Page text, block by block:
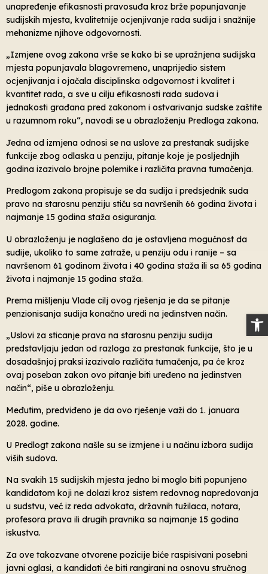
unapređenje efikasnosti pravosuđa kroz brže popunjavanje
sudijskih mjesta, kvalitetnije ocjenjivanje rada sudija i snažnije
mehanizme njihove odgovornosti.
„Izmjene ovog zakona vrše se kako bi se upražnjena sudijska
mjesta popunjavala blagovremeno, unaprijedio sistem
ocjenjivanja i ojačala disciplinska odgovornost i kvalitet i
kvantitet rada, a sve u cilju efikasnosti rada sudova i
jednakosti građana pred zakonom i ostvarivanja sudske zaštite
u razumnom roku“, navodi se u obrazloženju Predloga zakona.
Jedna od izmjena odnosi se na uslove za prestanak sudijske
funkcije zbog odlaska u penziju, pitanje koje je posljednjih
godina izazivalo brojne polemike i različita pravna tumačenja.
Predlogom zakona propisuje se da sudija i predsjednik suda
pravo na starosnu penziju stiču sa navršenih 66 godina života i
najmanje 15 godina staža osiguranja.
U obrazloženju je naglašeno da je ostavljena mogućnost da
sudije, ukoliko to same zatraže, u penziju odu i ranije – sa
navršenom 61 godinom života i 40 godina staža ili sa 65 godina
života i najmanje 15 godina staža.
Prema mišljenju Vlade cilj ovog rješenja je da se pitanje
penzionisanja sudija konačno uredi na jedinstven način.
„Uslovi za sticanje prava na starosnu penziju sudija
predstavljaju jedan od razloga za prestanak funkcije, što je u
dosadašnjoj praksi izazivalo različita tumačenja, pa će kroz
ovaj poseban zakon ovo pitanje biti uređeno na jedinstven
način“, piše u obrazloženju.
Međutim, predviđeno je da ovo rješenje važi do 1. januara
2028. godine.
U Predlogt zakona našle su se izmjene i u načinu izbora sudija
viših sudova.
Na svakih 15 sudijskih mjesta jedno bi moglo biti popunjeno
kandidatom koji ne dolazi kroz sistem redovnog napredovanja
u sudstvu, već iz reda advokata, državnih tužilaca, notara,
profesora prava ili drugih pravnika sa najmanje 15 godina
iskustva.
Za ove takozvane otvorene pozicije biće raspisivani posebni
javni oglasi, a kandidati će biti rangirani na osnovu stručnog